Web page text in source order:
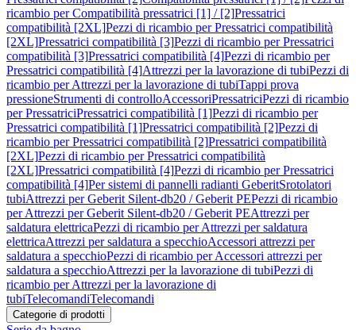
ricambio per Compatibilità pressatrici [1] / [2]Pressatrici
compatibilità [2XL]Pezzi di ricambio per Pressatrici compatibilità
[2XL]Pressatrici compatibilità [3]Pezzi di ricambio per Pressatrici
compatibilità [3]Pressatrici compatibilità [4]Pezzi di ricambio per
Pressatrici compatibilità [4]Attrezzi per la lavorazione di tubiPezzi di
ricambio per Attrezzi per la lavorazione di tubiTappi prova
pressioneStrumenti di controlloAccessoriPressatriciPezzi di ricambio
per PressatriciPressatrici compatibilità [1]Pezzi di ricambio per
Pressatrici compatibilità [1]Pressatrici compatibilità [2]Pezzi di
ricambio per Pressatrici compatibilità [2]Pressatrici compatibilità
[2XL]Pezzi di ricambio per Pressatrici compatibilità
[2XL]Pressatrici compatibilità [4]Pezzi di ricambio per Pressatrici
compatibilità [4]Per sistemi di pannelli radianti GeberitSrotolatori
tubiAttrezzi per Geberit Silent-db20 / Geberit PEPezzi di ricambio
per Attrezzi per Geberit Silent-db20 / Geberit PEAttrezzi per
saldatura elettricaPezzi di ricambio per Attrezzi per saldatura
elettricaAttrezzi per saldatura a specchioAccessori attrezzi per
saldatura a specchioPezzi di ricambio per Accessori attrezzi per
saldatura a specchioAttrezzi per la lavorazione di tubiPezzi di
ricambio per Attrezzi per la lavorazione di
tubiTelecomandiTelecomandi
Categorie di prodotti